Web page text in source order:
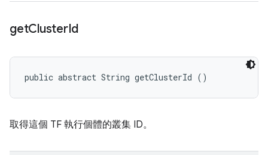
getClusterId
public abstract String getClusterId ()
取得這個 TF 執行個體的叢集 ID。